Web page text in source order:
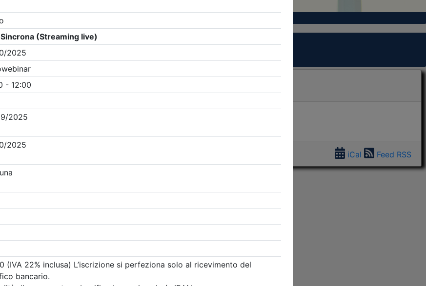
Clicca qui - espandi la sezione dei filtri ricerca eventi
in programma dal
iCal Feed RSS
e Geometri Laureati